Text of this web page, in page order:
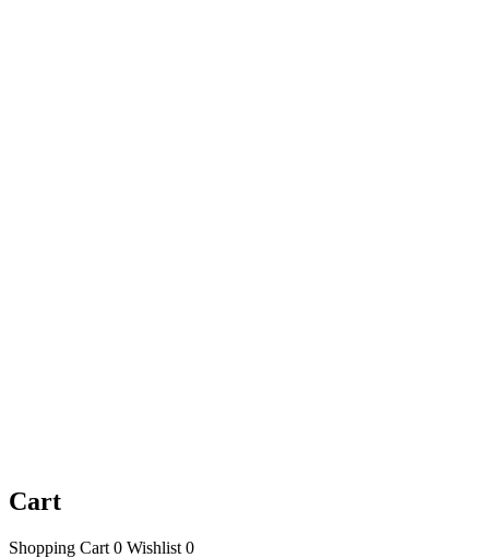
Cart
Shopping Cart 0 Wishlist 0